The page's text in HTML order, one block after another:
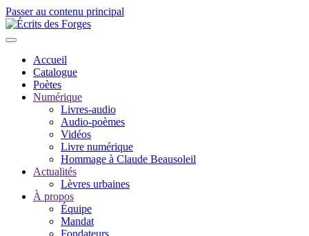
Passer au contenu principal
Accueil
Catalogue
Poètes
Numérique
Livres-audio
Audio-poèmes
Vidéos
Livre numérique
Hommage à Claude Beausoleil
Actualités
Lèvres urbaines
À propos
Équipe
Mandat
Fondateurs